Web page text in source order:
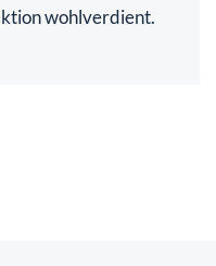
wohlverdient.